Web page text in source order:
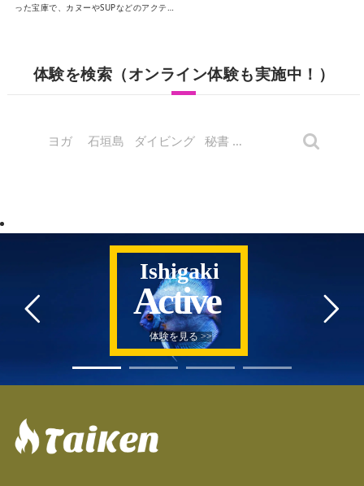
った宝庫で、カヌーやSUPなどのアクテ
体験を検索（オンライン体験も実施中！）
体験を見る >>
Ishigaki
Active